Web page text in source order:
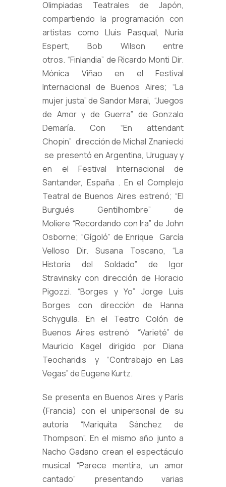
Olimpiadas Teatrales de Japón,
compartiendo la programación con
artistas como Lluis Pasqual, Nuria
Espert, Bob Wilson entre
otros. “Finlandia” de Ricardo Monti Dir.
Mónica Viñao en el Festival
Internacional de Buenos Aires; “La
mujer justa” de Sandor Marai, “Juegos
de Amor y de Guerra” de Gonzalo
Demaría. Con “En attendant
Chopin” dirección de Michal Znaniecki
se presentó en Argentina, Uruguay y
en el Festival Internacional de
Santander, España . En el Complejo
Teatral de Buenos Aires estrenó; “El
Burgués Gentilhombre” de
Moliere “Recordando con Ira” de John
Osborne; “Gígoló” de Enrique García
Velloso Dir. Susana Toscano, “La
Historia del Soldado” de Igor
Stravinsky con dirección de Horacio
Pigozzi. “Borges y Yo” Jorge Luis
Borges con dirección de Hanna
Schygulla. En el Teatro Colón de
Buenos Aires estrenó “Varieté” de
Mauricio Kagel dirigido por Diana
Teocharidis y “Contrabajo en Las
Vegas” de Eugene Kurtz.
Se presenta en Buenos Aires y París
(Francia) con el unipersonal de su
autoría “Mariquita Sánchez de
Thompson”. En el mismo año junto a
Nacho Gadano crean el espectáculo
musical “Parece mentira, un amor
cantado” presentando varias